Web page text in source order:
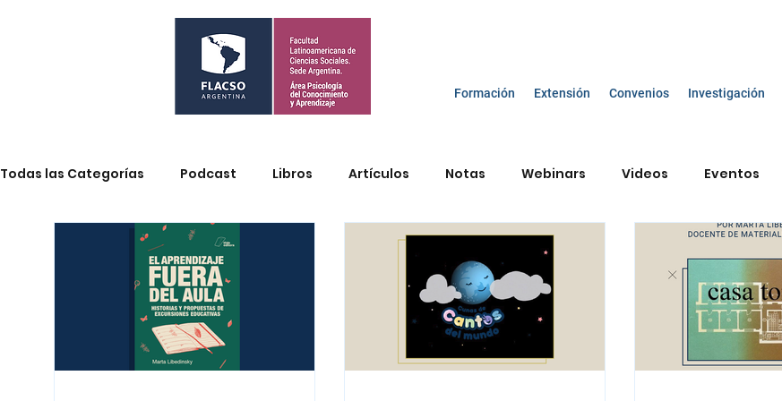
Formación Extensión Convenios Investigación
Todas las Categorías Podcast Libros Artículos Notas Webinars Videos Eventos
Psicología cognitiva y aprendizaje Constructivismo y educación
Prácticas inclusivas Materiales didácticos La vida del bebé Diálogos sobre el ser docente